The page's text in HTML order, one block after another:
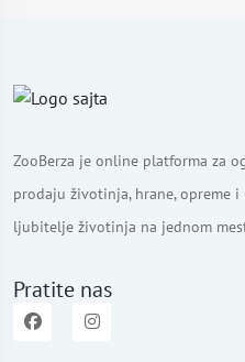
ZooBerza je online platforma za
prodaju životinja, hrane, opreme i
ljubitelje životinja na jednom
Pratite nas